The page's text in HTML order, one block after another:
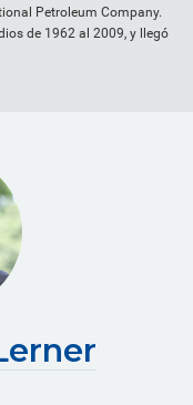
Petroleum Company.
de 1962 al 2009, y llegó